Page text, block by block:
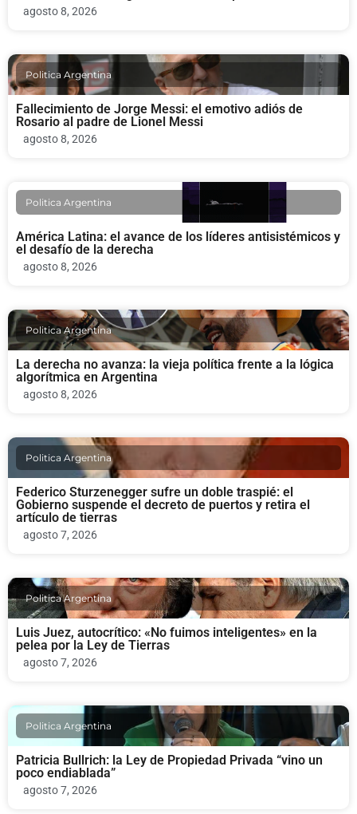
agosto 8, 2026
Politica Argentina
Fallecimiento de Jorge Messi: el emotivo adiós de
Rosario al padre de Lionel Messi
agosto 8, 2026
Politica Argentina
América Latina: el avance de los líderes antisistémicos y
el desafío de la derecha
agosto 8, 2026
Politica Argentina
La derecha no avanza: la vieja política frente a la lógica
algorítmica en Argentina
agosto 8, 2026
Politica Argentina
Federico Sturzenegger sufre un doble traspié: el
Gobierno suspende el decreto de puertos y retira el
artículo de tierras
agosto 7, 2026
Politica Argentina
Luis Juez, autocrítico: «No fuimos inteligentes» en la
pelea por la Ley de Tierras
agosto 7, 2026
Politica Argentina
Patricia Bullrich: la Ley de Propiedad Privada “vino un
poco endiablada”
agosto 7, 2026